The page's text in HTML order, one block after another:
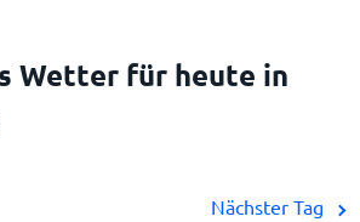
Wetter für heute in
Nächster Tag